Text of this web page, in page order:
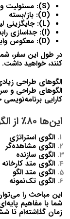
(S)
: مسئولیت
(O) : باز/بسته
(L) : جایگزینی
(I) : جداسازی
(D)
: معکوس
در طول این سفر،
کنند، خواهید داشت.
الگوهای طراحی
کارایی برنامه‌نویسی
این‌ها ۸۰٪ از الگوهای استفاده‌شده در توسعه نرم‌افزار حرفه‌ای هستند.
الگوی استراتژی
الگوی مشاهده‌گر
الگوی سازنده
الگوی متد کارخانه
الگوی متد الگو
الگوی تک‌نمونه
این مباحث را می‌توان
شما با مفاهیم
زمان گذاشته‌ام تا